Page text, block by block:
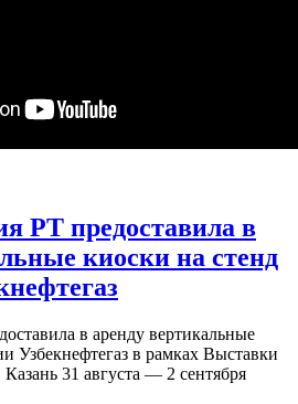
РТ предоставила в
киоски на стенд
в аренду вертикальные
Узбекнефтегаз в рамках Выставки
31 августа — 2 сентября